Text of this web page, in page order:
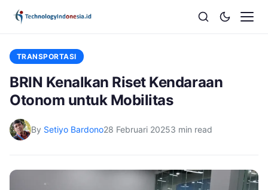
TRANSPORTASI
BRIN Kenalkan Riset Kendaraan
Otonom untuk Mobilitas
By Setiyo Bardono28 Februari 20253 min read